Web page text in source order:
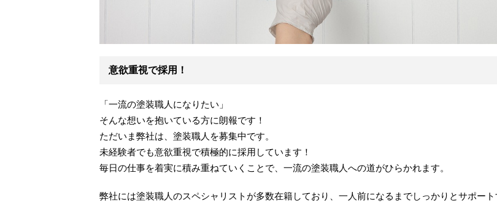
意欲重視で採用！
「一流の塗装職人になりたい」
そんな想いを抱いている方に朗報です！
ただいま弊社は、塗装職人を募集中です。
未経験者でも意欲重視で積極的に採用しています！
毎日の仕事を着実に積み重ねていくことで、一流の塗装職人への道がひらかれます。
弊社には塗装職人のスペシャリストが多数在籍しており、一人前になるまでしっかりとサポート